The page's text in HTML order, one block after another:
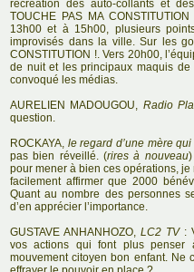
récréation des auto-collants et
TOUCHE PAS MA
13h00 et à 15h00, plusieurs
improvisés dans la ville. Sur les
CONSTITUTION !. Vers 20h00,
de nuit et les principaux maquis
convoqué les médias.
AURELIEN MADOUGOU, Radio
question.
ROCKAYA, le regard d’une mère
pas bien réveillé. (rires à nouveau
pour mener à bien ces opérations, je
facilement affirmer que 2000
Quant au nombre des personnes
d’en apprécier l’importance.
GUSTAVE ANHANHOZO, LC2 TV:
vos actions qui font plus penser
mouvement citoyen bon enfant. Ne